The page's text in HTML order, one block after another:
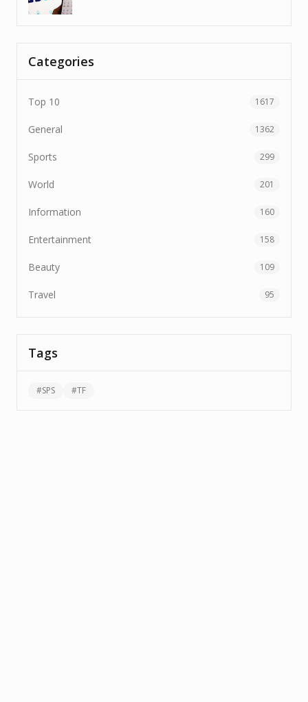
Categories
Top 10 1617
General 1362
Sports 299
World 201
Information 160
Entertainment 158
Beauty 109
Travel 95
Tags
#SPS #TF